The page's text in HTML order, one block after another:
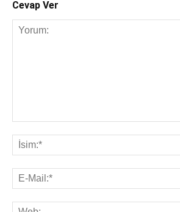
Cevap Ver